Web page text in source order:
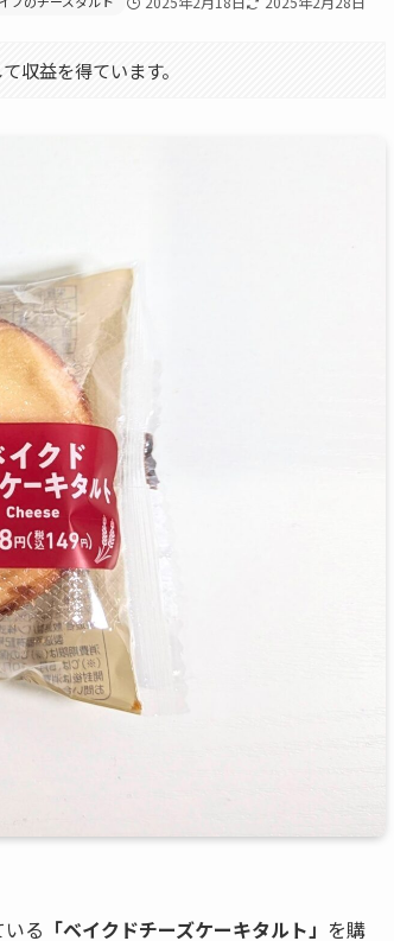
収益を得ています。
る 「ベイクドチーズケーキタルト」 を購